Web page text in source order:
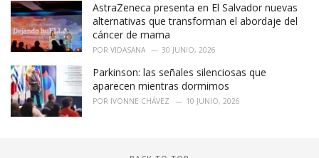
AstraZeneca presenta en El Salvador nuevas
alternativas que transforman el abordaje del
cáncer de mama
POR VIDASANA 30 JUNIO, 2026
Parkinson: las señales silenciosas que
aparecen mientras dormimos
POR IVONNE CHÁVEZ 10 JUNIO, 2026